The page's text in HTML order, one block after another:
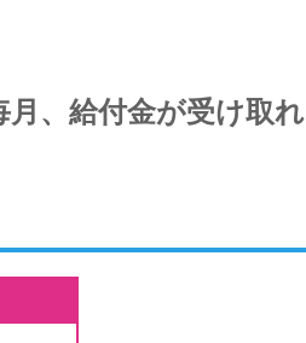
、給付金が受け取れ